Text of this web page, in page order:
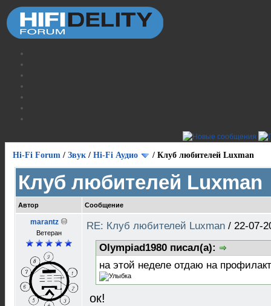
Hi-Fi Forum / Звук / Hi-Fi Аудио / Клуб любителей Luxman
Клуб любителей Luxman
Автор Сообщение
marantz
Ветеран
RE: Клуб любителей Luxman / 22-07-
Olympiad1980 писал(а):
на этой неделе отдаю на
ок!